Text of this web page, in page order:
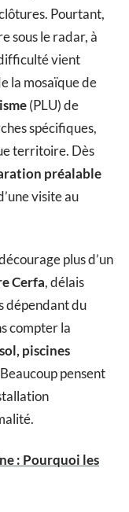
Pourtant,
sous le radar, à
vient
la mosaïque de
(PLU) de
spécifiques,
territoire. Dès
préalable
visite au
plus d’un
Cerfa, délais
dépendant du
compter la
piscines
pensent
: Pourquoi les